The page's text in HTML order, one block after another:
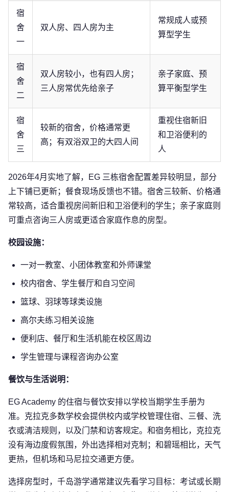
宿
舍
一
双人房、四人房为主
常规成人或预
算型学生
宿
舍
二
双人房较小，也有四人房；
三人房常优先给亲子
亲子家庭、预
算平衡型学生
宿
舍
三
较新的宿舍，价格通常更
高；有双浴双卫的大四人间
重视住宿新旧
和卫浴便利的
人
2026年4月实地了解，EG 三栋宿舍配置差异较明显，部分
上下铺已更新；餐食现场反馈也不错。宿舍三较新、价格通
常较高，适合重视房间新旧和卫浴便利的学生；亲子家庭则
可重点咨询三人房或更适合家庭作息的房型。
校园设施：
一对一教室、小团体教室和外师课堂
校内宿舍、学生餐厅和自习空间
篮球、羽球等球类设施
高尔夫练习相关设施
便利店、餐厅和生活机能在校区周边
学生管理与课程咨询办公室
餐饮与生活说明：
EG Academy 的住宿与餐饮安排以学校当期学生手册为
准。克拉克多数学校会提供校内或学校管理住宿、三餐、洗
衣或清洁规则，以及门禁和访客规定。和宿务相比，克拉克
没有海边度假氛围，外出选择相对克制；和碧瑶相比，天气
更热，但机场和马尼拉交通更方便。
选择房型时，千岛游学通常建议先看学习目标：考试或长期